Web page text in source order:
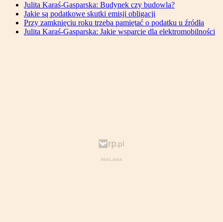
Julita Karaś-Gasparska: Budynek czy budowla?
Jakie są podatkowe skutki emisji obligacji
Przy zamknięciu roku trzeba pamiętać o podatku u źródła
Julita Karaś-Gasparska: Jakie wsparcie dla elektromobilności